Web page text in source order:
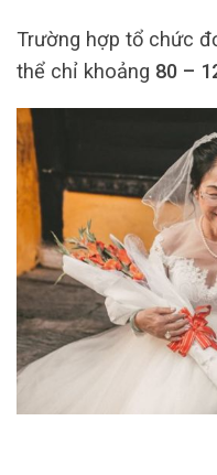
Trường hợp tổ chức
thể chỉ khoảng 80 –